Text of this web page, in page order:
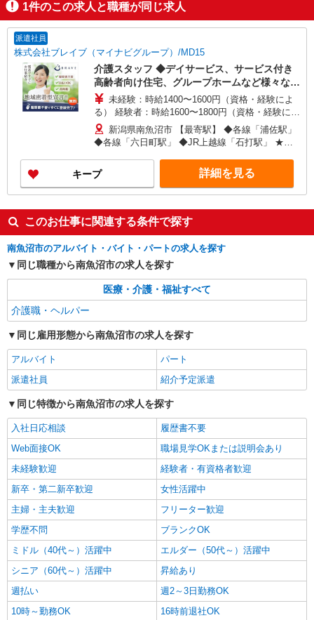
掲載期間終了
1件のこの求人と職種が同じ求人
派遣社員
株式会社ブレイブ（マイナビグループ）/MD15
介護スタッフ ◆デイサービス、サービス付き
高齢者向け住宅、グループホームなど様々な勤
務先から選べます。
未経験：時給1400〜1600円（資格・経験によ
る） 経験者：時給1600〜1800円（資格・経験によ
る） ◎月収例 時給1800円×1日8時間×22日（週5
日）＝31万6800円 ◆昇給あり ◆支払い方法 ※日
払い/週払い/月払い対応も可能です。詳しくは面談
時にご相談ください。 ◆交通費：別途全額支給 ※
当社規定あり
新潟県南魚沼市 【最寄駅】 ◆各線「浦佐駅」
◆各線「六日町駅」 ◆JR上越線「石打駅」 ★そ
キープ 詳細を見る
このお仕事に関連する条件で探す
南魚沼市のアルバイト・バイト・パートの求人を探す
同じ職種から南魚沼市の求人を探す
医療・介護・福祉すべて
介護職・ヘルパー
同じ雇用形態から南魚沼市の求人を探す
アルバイト
パート
派遣社員
紹介予定派遣
同じ特徴から南魚沼市の求人を探す
入社日応相談
履歴書不要
Web面接OK
職場見学OKまたは説明会あり
未経験歓迎
経験者・有資格者歓迎
新卒・第二新卒歓迎
女性活躍中
主婦・主夫歓迎
フリーター歓迎
学歴不問
ブランクOK
ミドル（40代～）活躍中
エルダー（50代～）活躍中
シニア（60代～）活躍中
昇給あり
週払い
週2～3日勤務OK
10時～勤務OK
16時前退社OK